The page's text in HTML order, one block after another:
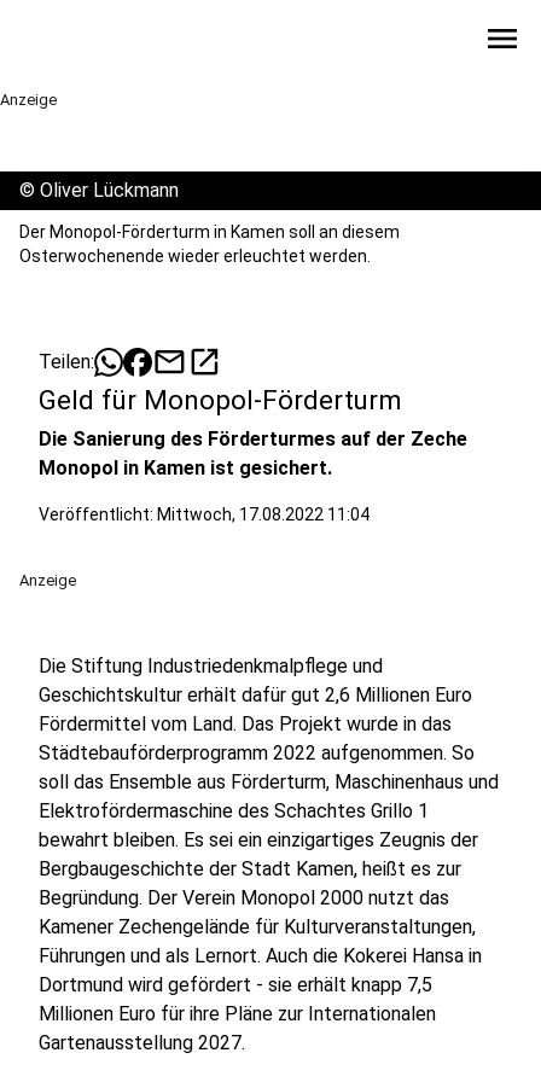
menu
Anzeige
© Oliver Lückmann
Der Monopol-Förderturm in Kamen soll an diesem
Osterwochenende wieder erleuchtet werden.
Teilen: mailopen_in_new
Geld für Monopol-Förderturm
Die Sanierung des Förderturmes auf der Zeche
Monopol in Kamen ist gesichert.
Veröffentlicht: Mittwoch, 17.08.2022 11:04
Anzeige
Die Stiftung Industriedenkmalpflege und
Geschichtskultur erhält dafür gut 2,6 Millionen Euro
Fördermittel vom Land. Das Projekt wurde in das
Städtebauförderprogramm 2022 aufgenommen. So
soll das Ensemble aus Förderturm, Maschinenhaus und
Elektrofördermaschine des Schachtes Grillo 1
bewahrt bleiben. Es sei ein einzigartiges Zeugnis der
Bergbaugeschichte der Stadt Kamen, heißt es zur
Begründung. Der Verein Monopol 2000 nutzt das
Kamener Zechengelände für Kulturveranstaltungen,
Führungen und als Lernort. Auch die Kokerei Hansa in
Dortmund wird gefördert - sie erhält knapp 7,5
Millionen Euro für ihre Pläne zur Internationalen
Gartenausstellung 2027.